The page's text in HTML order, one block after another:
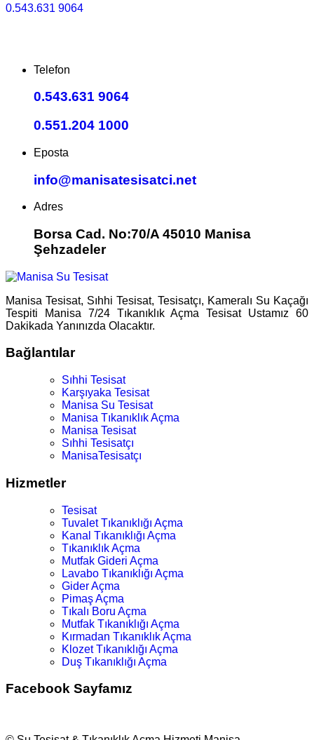
0.543.631 9064
Telefon
0.543.631 9064
0.551.204 1000
Eposta
info@manisatesisatci.net
Adres
Borsa Cad. No:70/A 45010 Manisa
Şehzadeler
Manisa Tesisat, Sıhhi Tesisat, Tesisatçı, Kameralı Su Kaçağı
Tespiti Manisa 7/24 Tıkanıklık Açma Tesisat Ustamız 60
Dakikada Yanınızda Olacaktır.
Bağlantılar
Sıhhi Tesisat
Karşıyaka Tesisat
Manisa Su Tesisat
Manisa Tıkanıklık Açma
Manisa Tesisat
Sıhhi Tesisatçı
ManisaTesisatçı
Hizmetler
Tesisat
Tuvalet Tıkanıklığı Açma
Kanal Tıkanıklığı Açma
Tıkanıklık Açma
Mutfak Gideri Açma
Lavabo Tıkanıklığı Açma
Gider Açma
Pimaş Açma
Tıkalı Boru Açma
Mutfak Tıkanıklığı Açma
Kırmadan Tıkanıklık Açma
Klozet Tıkanıklığı Açma
Duş Tıkanıklığı Açma
Facebook Sayfamız